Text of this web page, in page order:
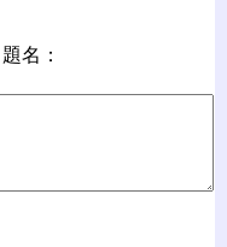
題名：